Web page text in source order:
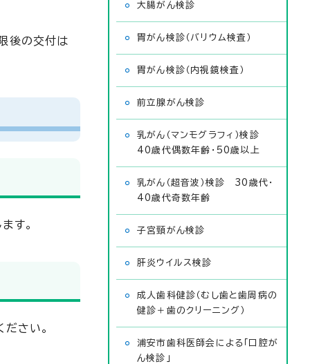
後の交付は
す。
さい。
大腸がん検診
胃がん検診（バリウム検査）
胃がん検診（内視鏡検査）
前立腺がん検診
乳がん（マンモグラフィ）検診
40歳代偶数年齢・50歳以上
乳がん（超音波）検診 30歳代・
40歳代奇数年齢
子宮頸がん検診
肝炎ウイルス検診
成人歯科健診（むし歯と歯周病の
健診＋歯のクリーニング）
浦安市歯科医師会による「口腔が
ん検診」